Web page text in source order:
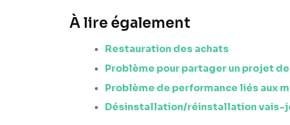
À lire également
Restauration des achats
Problème pour partager un projet
Problème de performance liés aux
Désinstallation/réinstallation vais-